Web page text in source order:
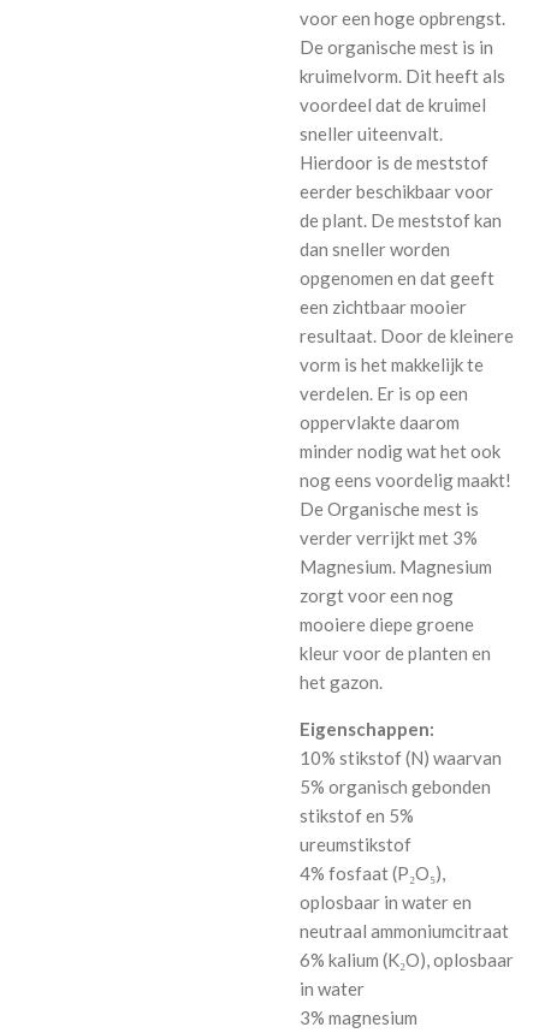
voor een hoge opbrengst.
De organische mest is in
kruimelvorm. Dit heeft als
voordeel dat de kruimel
sneller uiteenvalt.
Hierdoor is de meststof
eerder beschikbaar voor
de plant. De meststof kan
dan sneller worden
opgenomen en dat geeft
een zichtbaar mooier
resultaat. Door de kleinere
vorm is het makkelijk te
verdelen. Er is op een
oppervlakte daarom
minder nodig wat het ook
nog eens voordelig maakt!
De Organische mest is
verder verrijkt met 3%
Magnesium. Magnesium
zorgt voor een nog
mooiere diepe groene
kleur voor de planten en
het gazon.
Eigenschappen:
10% stikstof (N) waarvan
5% organisch gebonden
stikstof en 5%
ureumstikstof
4% fosfaat (P₂O₅),
oplosbaar in water en
neutraal ammoniumcitraat
6% kalium (K₂O), oplosbaar
in water
3% magnesium